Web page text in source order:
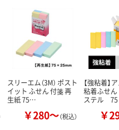
スリーエム（3M） ポスト
イット ふせん 付箋 再
生紙 75…
￥280～（税込）
【強粘着
粘着ふせ
ステル
￥